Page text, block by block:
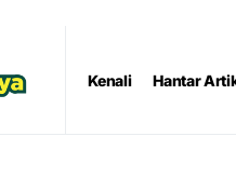
Kenali Hantar